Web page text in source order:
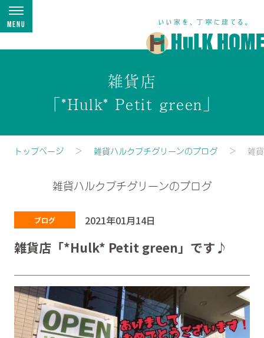
Menu
雑貨店
「*Hulk* Petit green」
トップページ 雑貨ハルクプチグリーンのブログ 雑
雑貨ハルクプチグリーンのブログ
ブログ 2021年01月14日
雑貨店「*Hulk* Petit green」です♪